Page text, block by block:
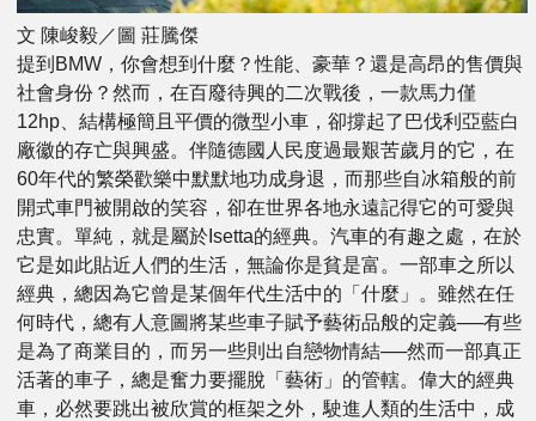
文 陳峻毅／圖 莊騰傑
提到BMW，你會想到什麼？性能、豪華？還是高昂的售價與
社會身份？然而，在百廢待興的二次戰後，一款馬力僅
12hp、結構極簡且平價的微型小車，卻撐起了巴伐利亞藍白
廠徽的存亡與興盛。伴隨德國人民度過最艱苦歲月的它，在
60年代的繁榮歡樂中默默地功成身退，而那些自冰箱般的前
開式車門被開啟的笑容，卻在世界各地永遠記得它的可愛與
忠實。單純，就是屬於Isetta的經典。汽車的有趣之處，在於
它是如此貼近人們的生活，無論你是貧是富。一部車之所以
經典，總因為它曾是某個年代生活中的「什麼」。雖然在任
何時代，總有人意圖將某些車子賦予藝術品般的定義──有些
是為了商業目的，而另一些則出自戀物情結──然而一部真正
活著的車子，總是奮力要擺脫「藝術」的管轄。偉大的經典
車，必然要跳出被欣賞的框架之外，駛進人類的生活中，成